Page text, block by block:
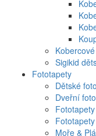
Sigikid
Fototapety
Dětské
Dveřní
Moře &